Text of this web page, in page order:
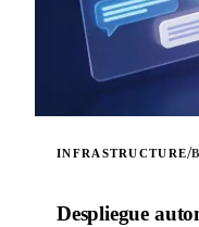
INFRASTRUCTURE/
Despliegue